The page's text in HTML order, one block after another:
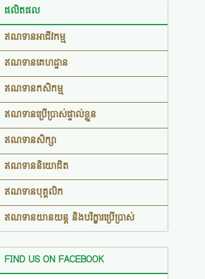
ផលិតផល
ឥណទានអាជីវកម្ម
ឥណទានគេហដ្ឋាន
ឥណទានកសិកម្ម
ឥណទានប្រើប្រាស់ផ្ទាល់ខ្លួន
ឥណទានសិក្សា
ឥណទាននិយោជិត
ឥណទានបុគ្គលិក
ឥណទានយានយន្ត និងបរិក្ខារប្រើប្រាស់
FIND US ON FACEBOOK